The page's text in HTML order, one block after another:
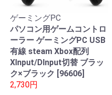
ゲーミングPC
パソコン用ゲームコントロ
ーラー ゲーミングPC USB
有線 steam Xbox配列
XInput/DInput切替 ブラッ
ク×ブラック [96606]
2,730円